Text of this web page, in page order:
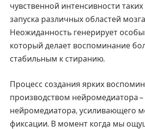
чувственной интенсивности
запуска различных областей
Неожиданность генерирует
который делает воспоминание
стабильным к стиранию.
Процесс создания ярких
производством нейромедиатора –
нейромедиатора, усиливающего
фиксации. В момент когда мы